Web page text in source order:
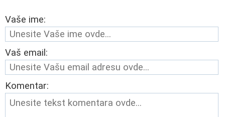
Vaše ime:
Vaš email:
Komentar: